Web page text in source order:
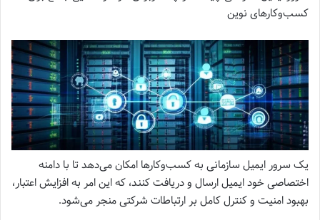
کسب‌وکارهای نوین
یک سرور ایمیل سازمانی به کسب‌وکارها امکان می‌دهد تا با دامنه
اختصاصی خود ایمیل ارسال و دریافت کنند، که این امر به افزایش اعتبار،
بهبود امنیت و کنترل کامل بر ارتباطات شرکتی منجر می‌شود.